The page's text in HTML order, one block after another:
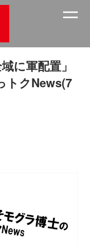
に軍配置」
トクNews(7